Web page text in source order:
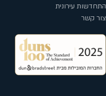
התחדשות עירונית
צור קשר